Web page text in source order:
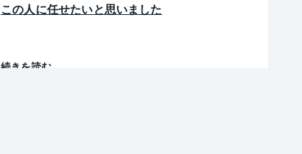
この人に任せたいと思いました
続きを読む